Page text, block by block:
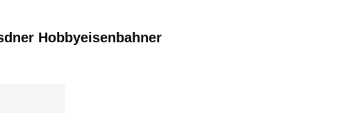
Hobbyeisenbahner